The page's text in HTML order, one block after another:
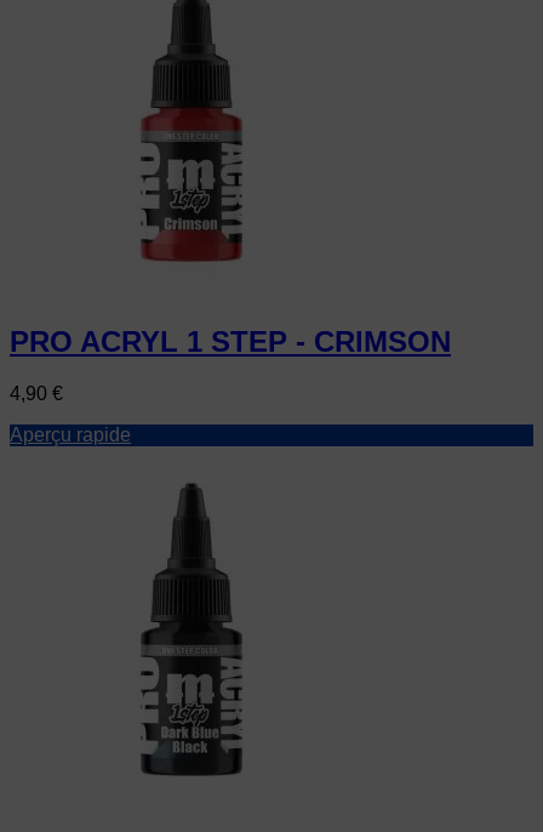
PRO ACRYL 1 STEP - CRIMSON
Prix
4,90 €
Aperçu rapide